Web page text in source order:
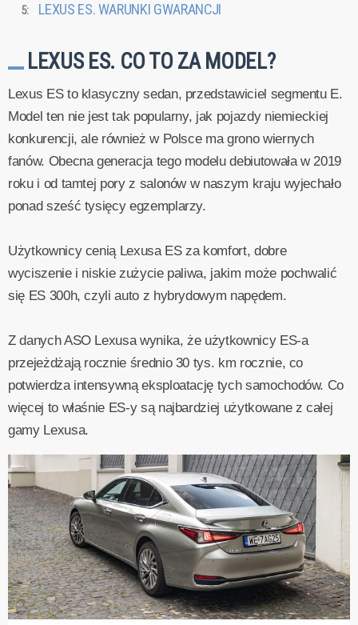
LEXUS ES. WARUNKI GWARANCJI
LEXUS ES. CO TO ZA MODEL?
Lexus ES to klasyczny sedan, przedstawiciel segmentu E.
Model ten nie jest tak popularny, jak pojazdy niemieckiej
konkurencji, ale również w Polsce ma grono wiernych
fanów. Obecna generacja tego modelu debiutowała w 2019
roku i od tamtej pory z salonów w naszym kraju wyjechało
ponad sześć tysięcy egzemplarzy.
Użytkownicy cenią Lexusa ES za komfort, dobre
wyciszenie i niskie zużycie paliwa, jakim może pochwalić
się ES 300h, czyli auto z hybrydowym napędem.
Z danych ASO Lexusa wynika, że użytkownicy ES-a
przejeżdżają rocznie średnio 30 tys. km rocznie, co
potwierdza intensywną eksploatację tych samochodów. Co
więcej to właśnie ES-y są najbardziej użytkowane z całej
gamy Lexusa.